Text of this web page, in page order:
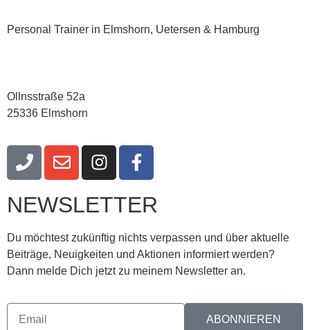
Personal Trainer in Elmshorn, Uetersen & Hamburg
Ollnsstraße 52a
25336 Elmshorn
NEWSLETTER
Du möchtest zukünftig nichts verpassen und über aktuelle
Beiträge, Neuigkeiten und Aktionen informiert werden?
Dann melde Dich jetzt zu meinem Newsletter an.
ABONNIEREN